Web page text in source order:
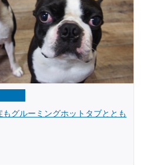
グルーミングホットタブととも